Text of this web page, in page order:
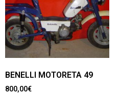
BENELLI MOTORETA 49
800,00€